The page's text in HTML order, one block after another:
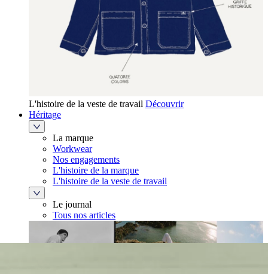
L'histoire de la veste de travail Découvrir
Héritage
La marque
Workwear
Nos engagements
L'histoire de la marque
L'histoire de la veste de travail
Le journal
Tous nos articles